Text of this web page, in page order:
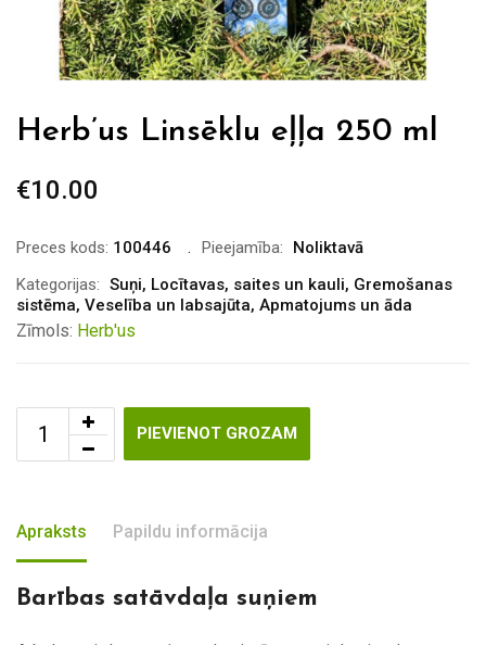
Herb’us Linsēklu eļļa 250 ml
€10.00
Preces kods: 100446 Pieejamība:
Noliktavā
Kategorijas: Suņi, Locītavas, saites un kauli, Gremošanas
sistēma, Veselība un labsajūta, Apmatojums un āda
Zīmols: Herb'us
PIEVIENOT GROZAM
Apraksts Papildu informācija
Barības satāvdaļa suņiem